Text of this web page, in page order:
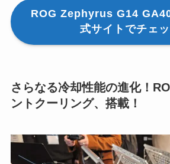
ROG Zephyrus G14
式サイトでチェ
さらなる冷却性能の進化！
ントクーリング、搭載！